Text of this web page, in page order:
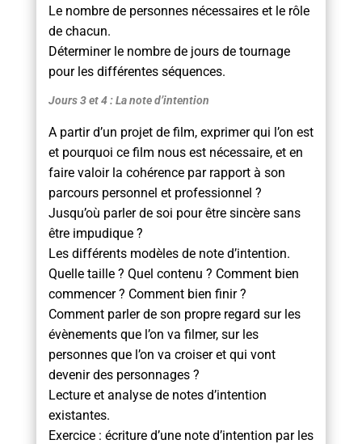
Le nombre de personnes nécessaires et le rôle
de chacun.
Déterminer le nombre de jours de tournage
pour les différentes séquences.
Jours 3 et 4 : La note d’intention
A partir d’un projet de film, exprimer qui l’on est
et pourquoi ce film nous est nécessaire, et en
faire valoir la cohérence par rapport à son
parcours personnel et professionnel ?
Jusqu’où parler de soi pour être sincère sans
être impudique ?
Les différents modèles de note d’intention.
Quelle taille ? Quel contenu ? Comment bien
commencer ? Comment bien finir ?
Comment parler de son propre regard sur les
évènements que l’on va filmer, sur les
personnes que l’on va croiser et qui vont
devenir des personnages ?
Lecture et analyse de notes d’intention
existantes.
Exercice : écriture d’une note d’intention par les